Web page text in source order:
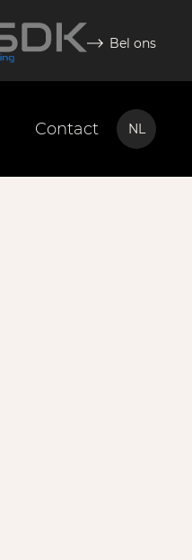
Bel ons
Contact NL